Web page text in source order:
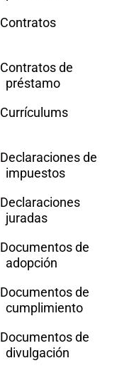
Contratos
Contratos de
préstamo
Currículums
Declaraciones de
impuestos
Declaraciones
juradas
Documentos de
adopción
Documentos de
cumplimiento
Documentos de
divulgación